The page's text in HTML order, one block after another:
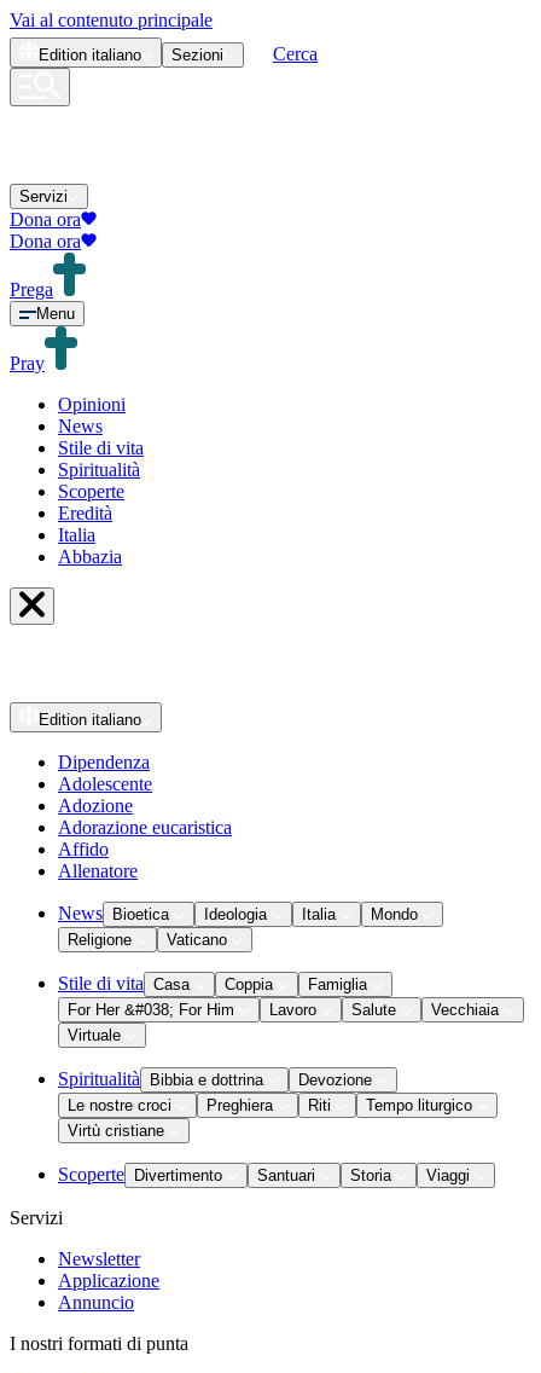
Vai al contenuto principale
Edition italiano Sezioni Cerca
Servizi
Dona ora
Dona ora
Prega
Menu
Pray
Opinioni
News
Stile di vita
Spiritualità
Scoperte
Eredità
Italia
Abbazia
Edition italiano
Dipendenza
Adolescente
Adozione
Adorazione eucaristica
Affido
Allenatore
News Bioetica Ideologia Italia
Mondo
Religione
Vaticano
Stile di vita Casa Coppia
Famiglia
For Her &#038; For Him
Lavoro Salute
Vecchiaia
Virtuale
Spiritualità Bibbia e dottrina
Devozione
Le nostre croci
Preghiera Riti
Tempo liturgico
Virtù cristiane
Scoperte Divertimento Santuari Storia Viaggi
Servizi
Newsletter
Applicazione
Annuncio
I nostri formati di punta